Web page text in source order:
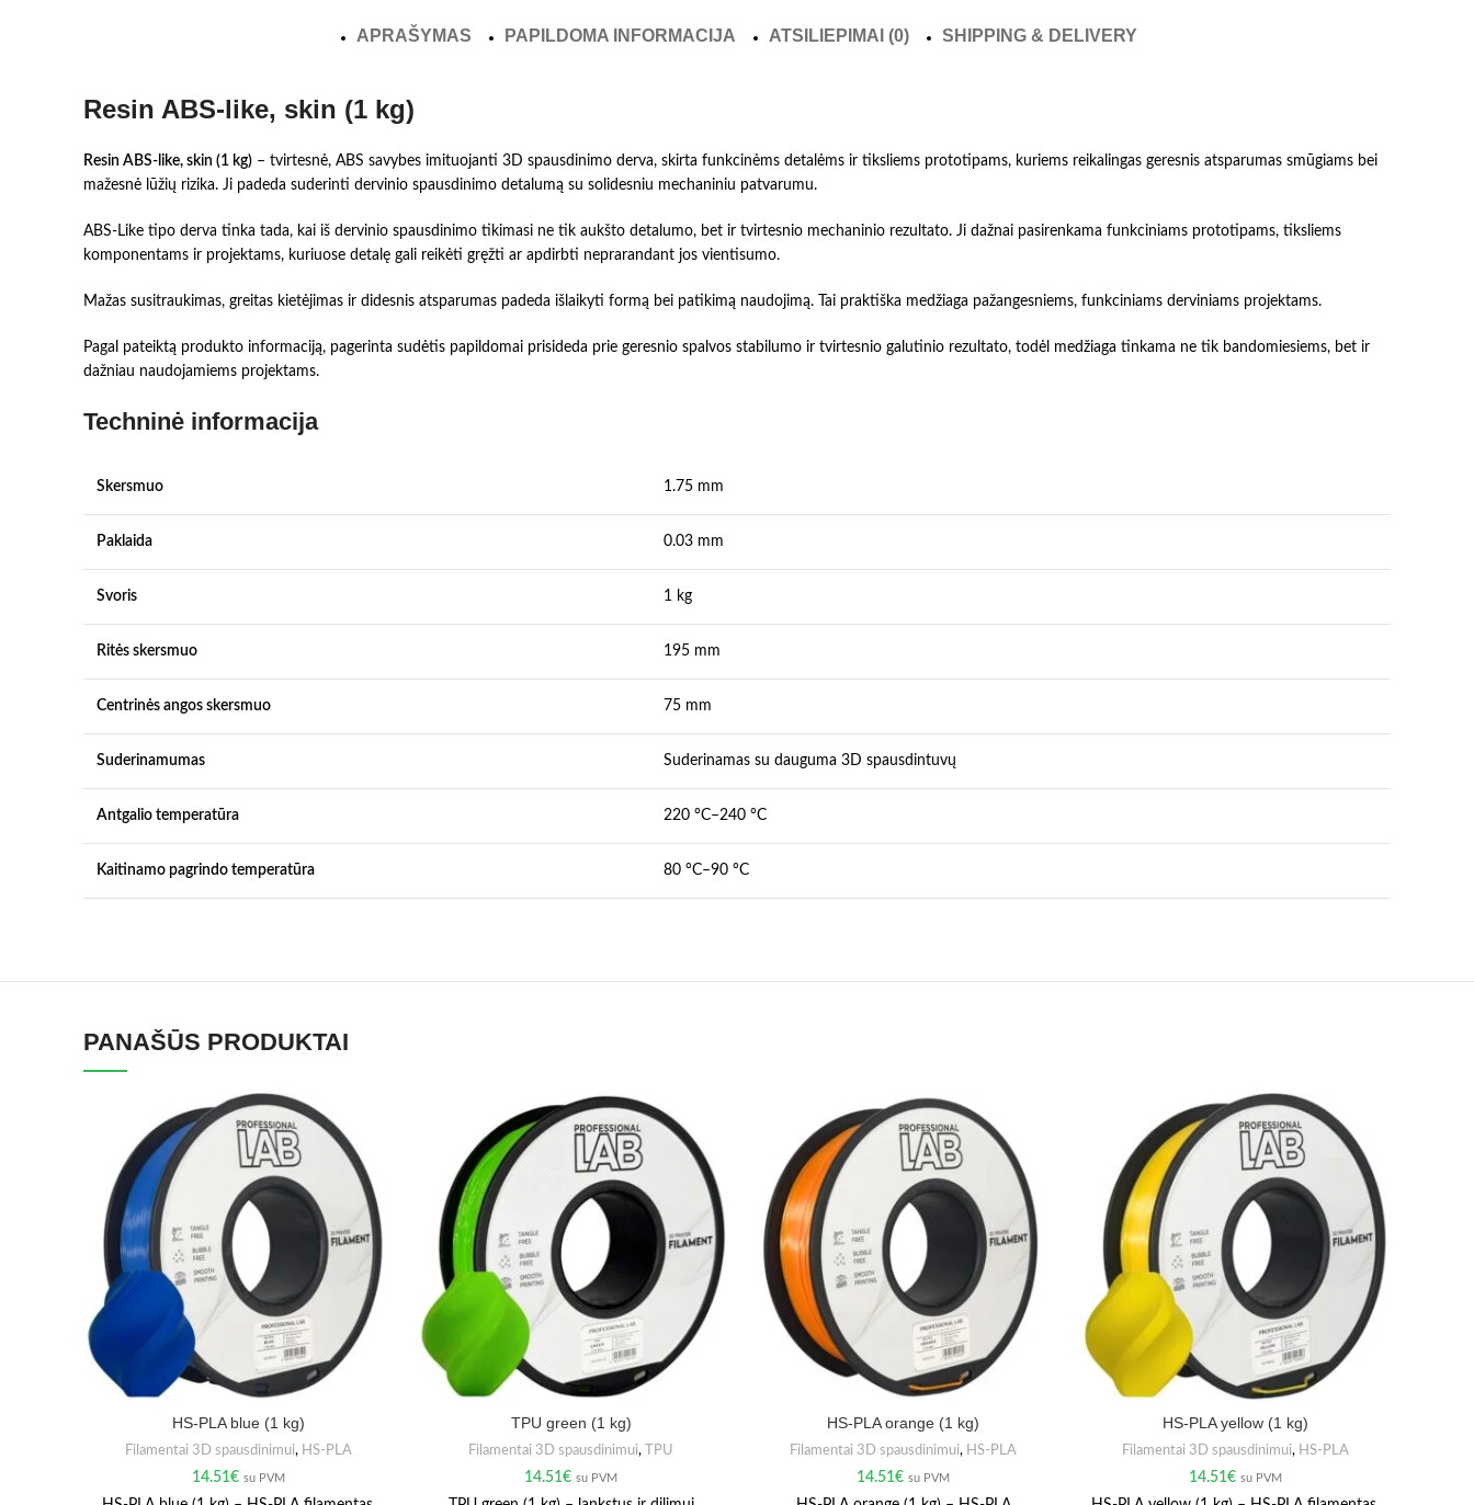
APRAŠYMAS PAPILDOMA INFORMACIJA ATSILIEPIMAI (0) SHIPPING & DELIVERY
Resin ABS-like, skin (1 kg)
Resin ABS-like, skin (1 kg) – tvirtesnė, ABS savybes imituojanti 3D spausdinimo derva, skirta funkcinėms detalėms ir tiksliems prototipams, kuriems reikalingas geresnis atsparumas smūgiams bei
mažesnė lūžių rizika. Ji padeda suderinti dervinio spausdinimo detalumą su solidesniu mechaniniu patvarumu.
ABS-Like tipo derva tinka tada, kai iš dervinio spausdinimo tikimasi ne tik aukšto detalumo, bet ir tvirtesnio mechaninio rezultato. Ji dažnai pasirenkama funkciniams prototipams, tiksliems
komponentams ir projektams, kuriuose detalę gali reikėti gręžti ar apdirbti neprarandant jos vientisumo.
Mažas susitraukimas, greitas kietėjimas ir didesnis atsparumas padeda išlaikyti formą bei patikimą naudojimą. Tai praktiška medžiaga pažangesniems, funkciniams derviniams projektams.
Pagal pateiktą produkto informaciją, pagerinta sudėtis papildomai prisideda prie geresnio spalvos stabilumo ir tvirtesnio galutinio rezultato, todėl medžiaga tinkama ne tik bandomiesiems, bet ir
dažniau naudojamiems projektams.
Techninė informacija
Skersmuo 1.75 mm
Paklaida 0.03 mm
Svoris 1 kg
Ritės skersmuo 195 mm
Centrinės angos skersmuo 75 mm
Suderinamumas Suderinamas su dauguma 3D spausdintuvų
Antgalio temperatūra 220 °C–240 °C
Kaitinamo pagrindo temperatūra 80 °C–90 °C
PANAŠŪS PRODUKTAI
HS-PLA blue (1 kg)
Filamentai 3D spausdinimui, HS-PLA
14.51€ su PVM
TPU green (1 kg)
Filamentai 3D spausdinimui,
TPU
14.51€ su PVM
HS-PLA orange (1 kg)
Filamentai 3D spausdinimui, HS-PLA
14.51€ su PVM
HS-PLA yellow (1 kg)
Filamentai 3D spausdinimui, HS-PLA
14.51€ su PVM